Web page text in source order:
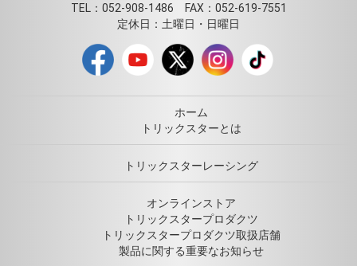
TEL：052-908-1486 FAX：052-619-7551
定休日：土曜日・日曜日
ホーム
トリックスターとは
トリックスターレーシング
オンラインストア
トリックスタープロダクツ
トリックスタープロダクツ取扱店舗
製品に関する重要なお知らせ